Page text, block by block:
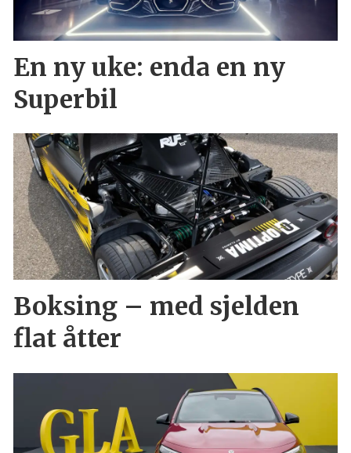
En ny uke: enda en ny
Superbil
Boksing – med sjelden
flat åtter